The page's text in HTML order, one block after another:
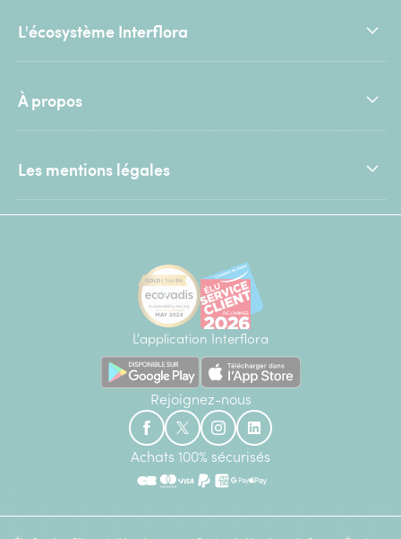
L'écosystème Interflora
À propos
Les mentions légales
L'application Interflora
Rejoignez-nous
Achats 100% sécurisés